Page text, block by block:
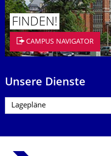
FINDEN!
CAMPUS NAVIGATOR
Unsere Dienste